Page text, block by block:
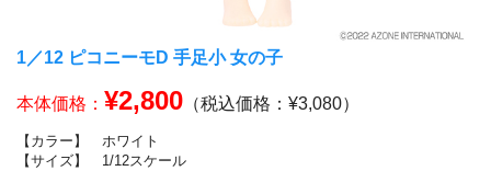
1／12 ピコニーモD 手足小 女の子
本体価格： ¥2,800 （税込価格：¥3,080）
【カラー】
ホワイト
【サイズ】
1/12スケール